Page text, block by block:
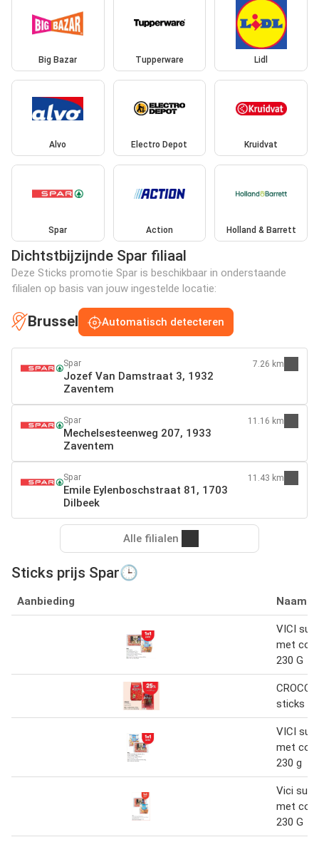
Big Bazar Tupperware Lidl
Alvo Electro Depot Kruidvat
Spar Action Holland & Barrett
Dichtstbijzijnde Spar filiaal
Deze Sticks promotie Spar is beschikbaar in onderstaande
filialen op basis van jouw ingestelde locatie:
Brussel Automatisch detecteren
Spar
Jozef Van Damstraat 3, 1932
Zaventem
7.26 km
Spar
Mechelsesteenweg 207, 1933
Zaventem
11.16 km
Spar
Emile Eylenboschstraat 81, 1703
Dilbeek
11.43 km
Alle filialen
Sticks prijs Spar🕒
Aanbieding Naam
VICI
met
230 G
CROCO
sticks
VICI
met
230 g
Vici
met
230 G